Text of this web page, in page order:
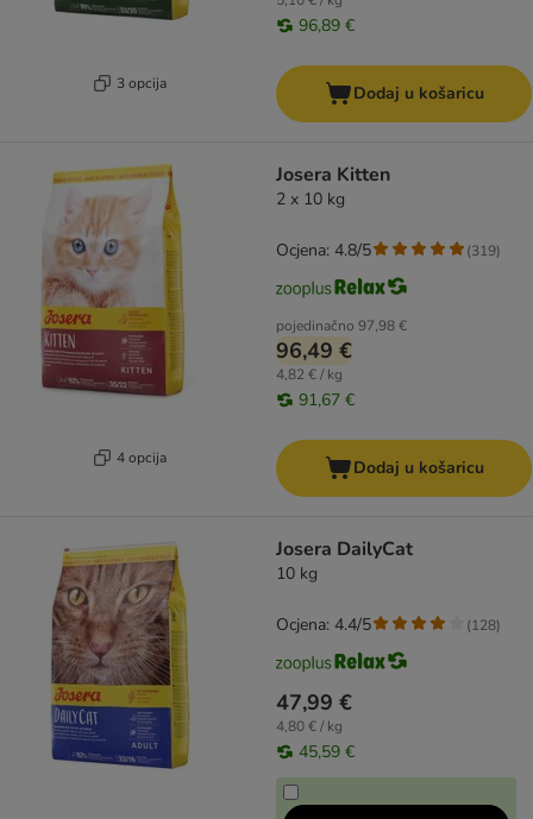
3 opcija
96,89 €
Dodaj u košaricu
4 opcija
Josera Kitten
2 x 10 kg
pojedinačno 97,98 €
96,49 €
4,82 € / kg
91,67 €
Ocjena: 4.8/5 (319)
Dodaj u košaricu
Josera DailyCat
10 kg
47,99 €
4,80 € / kg
45,59 €
Ocjena: 4.4/5 (128)